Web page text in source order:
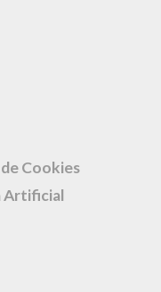
Cookies
Artificial